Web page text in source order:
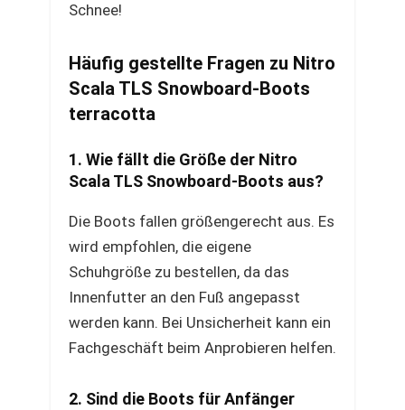
Schnee!
Häufig gestellte Fragen zu Nitro
Scala TLS Snowboard-Boots
terracotta
1. Wie fällt die Größe der Nitro
Scala TLS Snowboard-Boots aus?
Die Boots fallen größengerecht aus. Es
wird empfohlen, die eigene
Schuhgröße zu bestellen, da das
Innenfutter an den Fuß angepasst
werden kann. Bei Unsicherheit kann ein
Fachgeschäft beim Anprobieren helfen.
2. Sind die Boots für Anfänger